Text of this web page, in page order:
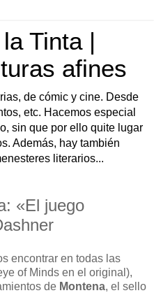
Tinta |
afines
de cómic y cine. Desde
etc. Hacemos especial
sin que por ello quite lugar
Además, hay también
literarios...
«El juego
encontrar en todas las
of Minds en el original),
de Montena, el sello